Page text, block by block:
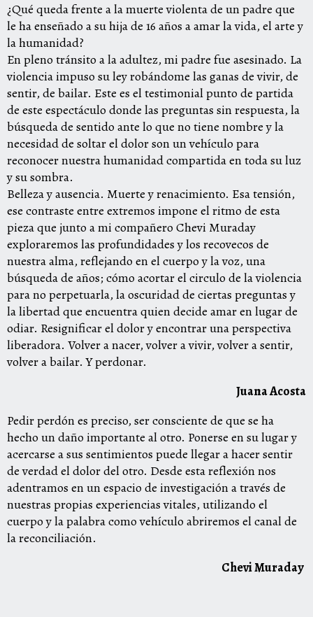
¿Qué queda frente a la muerte violenta de un padre que
le ha enseñado a su hija de 16 años a amar la vida, el arte y
la humanidad?
En pleno tránsito a la adultez, mi padre fue asesinado. La
violencia impuso su ley robándome las ganas de vivir, de
sentir, de bailar. Este es el testimonial punto de partida
de este espectáculo donde las preguntas sin respuesta, la
búsqueda de sentido ante lo que no tiene nombre y la
necesidad de soltar el dolor son un vehículo para
reconocer nuestra humanidad compartida en toda su luz
y su sombra.
Belleza y ausencia. Muerte y renacimiento. Esa tensión,
ese contraste entre extremos impone el ritmo de esta
pieza que junto a mi compañero Chevi Muraday
exploraremos las profundidades y los recovecos de
nuestra alma, reflejando en el cuerpo y la voz, una
búsqueda de años; cómo acortar el circulo de la violencia
para no perpetuarla, la oscuridad de ciertas preguntas y
la libertad que encuentra quien decide amar en lugar de
odiar. Resignificar el dolor y encontrar una perspectiva
liberadora. Volver a nacer, volver a vivir, volver a sentir,
volver a bailar. Y perdonar.
Juana Acosta
Pedir perdón es preciso, ser consciente de que se ha
hecho un daño importante al otro. Ponerse en su lugar y
acercarse a sus sentimientos puede llegar a hacer sentir
de verdad el dolor del otro. Desde esta reflexión nos
adentramos en un espacio de investigación a través de
nuestras propias experiencias vitales, utilizando el
cuerpo y la palabra como vehículo abriremos el canal de
la reconciliación.
Chevi Muraday